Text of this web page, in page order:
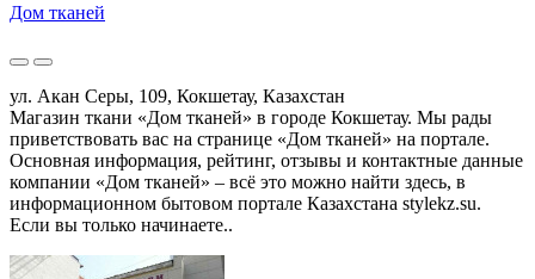
Дом тканей
ул. Акан Серы, 109, Кокшетау, Казахстан
Магазин ткани «Дом тканей» в городе Кокшетау. Мы рады
приветствовать вас на странице «Дом тканей» на портале.
Основная информация, рейтинг, отзывы и контактные данные
компании «Дом тканей» – всё это можно найти здесь, в
информационном бытовом портале Казахстана stylekz.su.
Если вы только начинаете..